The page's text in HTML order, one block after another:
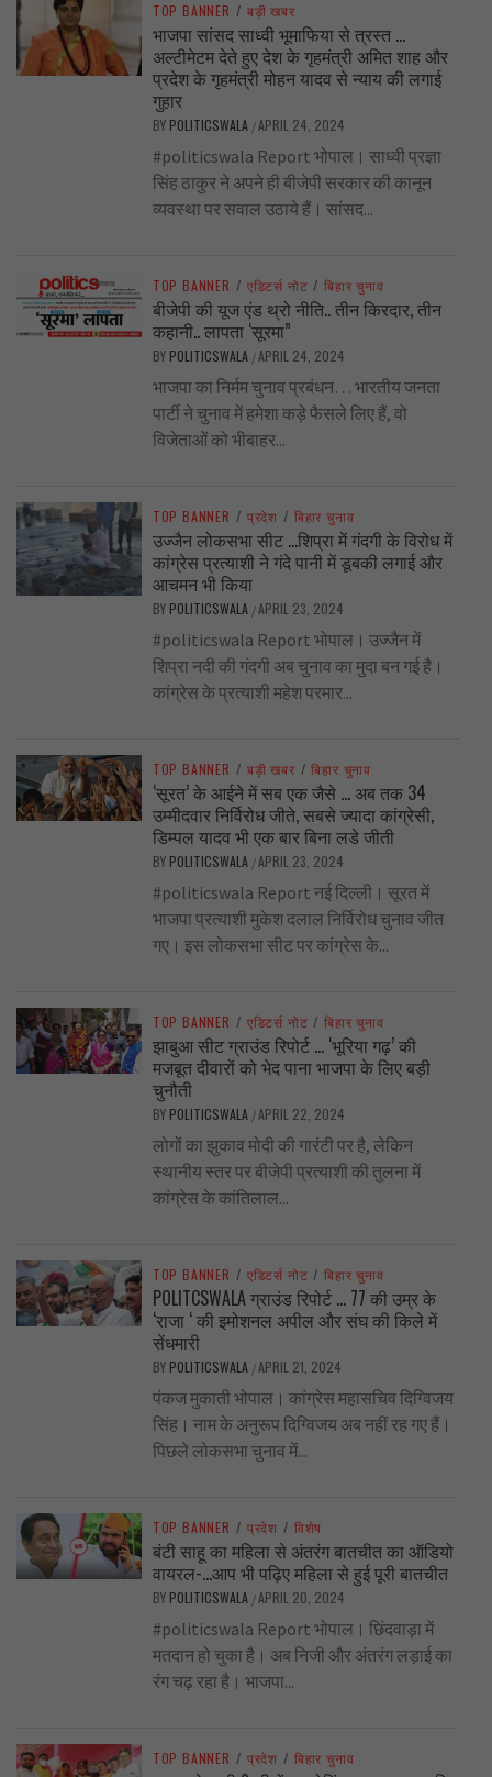
TOP BANNER / बड़ी खबर
भाजपा सांसद साध्वी भूमाफिया से त्रस्त …
अल्टीमेटम देते हुए देश के गृहमंत्री अमित शाह और
प्रदेश के गृहमंत्री मोहन यादव से न्याय की लगाई
गुहार
BY POLITICSWALA /APRIL 24, 2024
#politicswala Report भोपाल। साध्वी प्रज्ञा
सिंह ठाकुर ने अपने ही बीजेपी सरकार की कानून
व्यवस्था पर सवाल उठाये हैं। सांसद...
TOP BANNER / एडिटर्स नोट / बिहार चुनाव
बीजेपी की यूज एंड थ्रो नीति.. तीन किरदार, तीन
कहानी.. लापता ‘सूरमा”
BY POLITICSWALA /APRIL 24, 2024
भाजपा का निर्मम चुनाव प्रबंधन… भारतीय जनता
पार्टी ने चुनाव में हमेशा कड़े फैसले लिए हैं, वो
विजेताओं को भीबाहर...
TOP BANNER / प्रदेश / बिहार चुनाव
उज्जैन लोकसभा सीट …शिप्रा में गंदगी के विरोध में
कांग्रेस प्रत्याशी ने गंदे पानी में डूबकी लगाई और
आचमन भी किया
BY POLITICSWALA /APRIL 23, 2024
#politicswala Report भोपाल। उज्जैन में
शिप्रा नदी की गंदगी अब चुनाव का मुदा बन गई है।
कांग्रेस के प्रत्याशी महेश परमार...
TOP BANNER / बड़ी खबर / बिहार चुनाव
‘सूरत’ के आईने में सब एक जैसे … अब तक 34
उम्मीदवार निर्विरोध जीते, सबसे ज्यादा कांग्रेसी,
डिम्पल यादव भी एक बार बिना लडे जीती
BY POLITICSWALA /APRIL 23, 2024
#politicswala Report नई दिल्ली। सूरत में
भाजपा प्रत्याशी मुकेश दलाल निर्विरोध चुनाव जीत
गए। इस लोकसभा सीट पर कांग्रेस के...
TOP BANNER / एडिटर्स नोट / बिहार चुनाव
झाबुआ सीट ग्राउंड रिपोर्ट … ‘भूरिया गढ़’ की
मजबूत दीवारों को भेद पाना भाजपा के लिए बड़ी
चुनौती
BY POLITICSWALA /APRIL 22, 2024
लोगों का झुकाव मोदी की गारंटी पर है, लेकिन
स्थानीय स्तर पर बीजेपी प्रत्याशी की तुलना में
कांग्रेस के कांतिलाल...
TOP BANNER / एडिटर्स नोट / बिहार चुनाव
POLITCSWALA ग्राउंड रिपोर्ट … 77 की उम्र के
‘राजा ‘ की इमोशनल अपील और संघ की किले में
सेंधमारी
BY POLITICSWALA /APRIL 21, 2024
पंकज मुकाती भोपाल। कांग्रेस महासचिव दिग्विजय
सिंह। नाम के अनुरूप दिग्विजय अब नहीं रह गए हैं।
पिछले लोकसभा चुनाव में...
TOP BANNER / प्रदेश / विशेष
बंटी साहू का महिला से अंतरंग बातचीत का ऑडियो
वायरल-…आप भी पढ़िए महिला से हुई पूरी बातचीत
BY POLITICSWALA /APRIL 20, 2024
#politicswala Report भोपाल। छिंदवाड़ा में
मतदान हो चुका है। अब निजी और अंतरंग लड़ाई का
रंग चढ़ रहा है। भाजपा...
TOP BANNER / प्रदेश / बिहार चुनाव